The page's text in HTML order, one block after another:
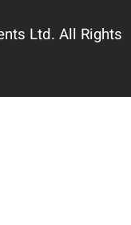
Ltd. All Rights